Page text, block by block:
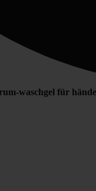
waschgel für